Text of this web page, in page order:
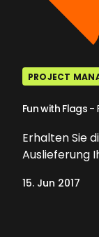
PROJECT
Fun with Flags -
Erhalten Sie
Auslieferung
15. Jun 2017